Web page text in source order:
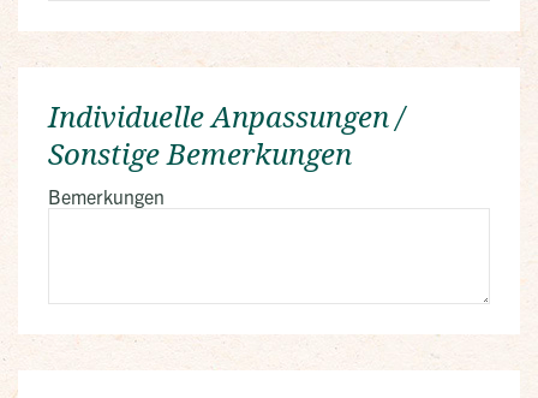
Individuelle Anpassungen /
Sonstige Bemerkungen
Bemerkungen